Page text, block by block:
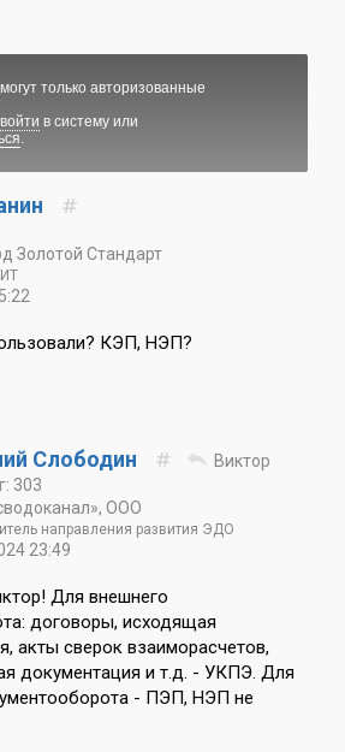
только авторизованные
войти в систему или
.
Золотой Стандарт
КЭП, НЭП?
Слободин
Виктор
303
ООО
направления развития ЭДО
23:49
Для внешнего
договоры, исходящая
акты сверок взаиморасчетов,
документация и т.д. - УКПЭ. Для
- ПЭП, НЭП не